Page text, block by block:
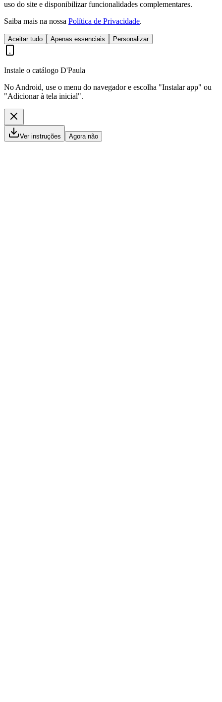
uso do site e disponibilizar funcionalidades complementares.
Saiba mais na nossa Política de Privacidade.
Aceitar tudo Apenas essenciais Personalizar
Instale o catálogo D'Paula
No Android, use o menu do navegador e escolha "Instalar app" ou
"Adicionar à tela inicial".
Ver instruções Agora não